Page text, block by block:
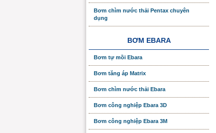
Bơm chìm nước thải Pentax chuyên
dụng
BƠM EBARA
Bơm tự mồi Ebara
Bơm tăng áp Matrix
Bơm chìm nước thải Ebara
Bơm công nghiệp Ebara 3D
Bơm công nghiệp Ebara 3M